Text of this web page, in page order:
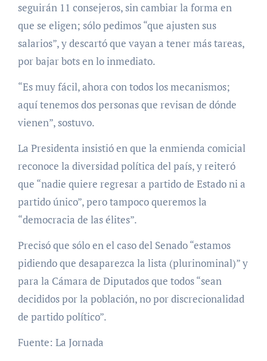
seguirán 11 consejeros, sin cambiar la forma en
que se eligen; sólo pedimos “que ajusten sus
salarios”, y descartó que vayan a tener más tareas,
por bajar bots en lo inmediato.
“Es muy fácil, ahora con todos los mecanismos;
aquí tenemos dos personas que revisan de dónde
vienen”, sostuvo.
La Presidenta insistió en que la enmienda comicial
reconoce la diversidad política del país, y reiteró
que “nadie quiere regresar a partido de Estado ni a
partido único”, pero tampoco queremos la
“democracia de las élites”.
Precisó que sólo en el caso del Senado “estamos
pidiendo que desaparezca la lista (plurinominal)” y
para la Cámara de Diputados que todos “sean
decididos por la población, no por discrecionalidad
de partido político”.
Fuente: La Jornada